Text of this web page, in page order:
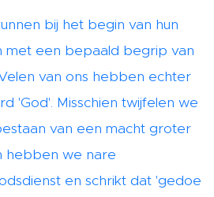
bij het begin van hun
met een bepaald begrip van
van ons hebben echter
'God'. Misschien twijfelen we
van een macht groter
hebben we nare
en schrikt dat 'gedoe